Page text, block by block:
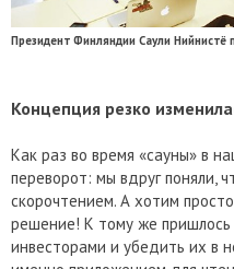
Президент Финляндии Саули Нийнистё
Концепция резко
Как раз во время «сауны» в
переворот: мы вдруг поняли,
скорочтением. А хотим
решение! К тому же пришлось
инвесторами и убедить их в